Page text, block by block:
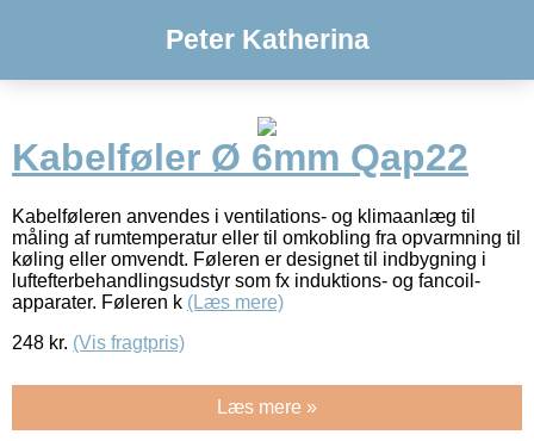
Peter Katherina
Kabelføler Ø 6mm Qap22
Kabelføleren anvendes i ventilations- og klimaanlæg til
måling af rumtemperatur eller til omkobling fra opvarmning til
køling eller omvendt. Føleren er designet til indbygning i
luftefterbehandlingsudstyr som fx induktions- og fancoil-
apparater. Føleren k (Læs mere)
248 kr. (Vis fragtpris)
Læs mere »